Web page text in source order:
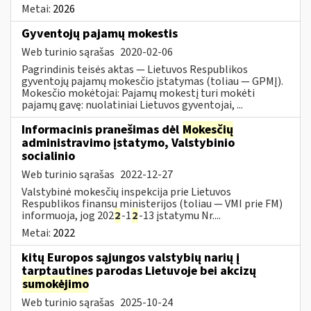
Metai: 2026
Gyventojų pajamų mokestis
Web turinio sąrašas 2020-02-06
Pagrindinis teisės aktas — Lietuvos Respublikos
gyventojų pajamų mokesčio įstatymas (toliau — GPMĮ).
Mokesčio mokėtojai: Pajamų mokestį turi mokėti
pajamų gavę: nuolatiniai Lietuvos gyventojai, ...
Informacinis pranešimas dėl Mokesčių
administravimo įstatymo, Valstybinio
socialinio
Web turinio sąrašas 2022-12-27
Valstybinė mokesčių inspekcija prie Lietuvos
Respublikos finansų ministerijos (toliau — VMI prie FM)
informuoja, jog 2022-12-13 įstatymu Nr....
Metai: 2022
kitų Europos sąjungos valstybių narių į
tarptautines parodas Lietuvoje bei akcizų
sumokėjimo
Web turinio sąrašas 2025-10-24